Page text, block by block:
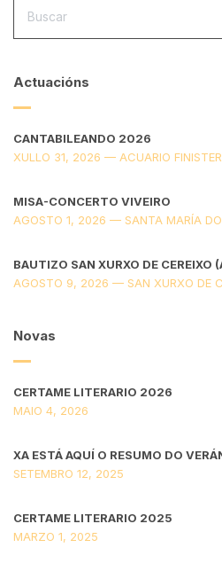
Actuacións
CANTABILEANDO 2026
XULLO 31, 2026 — ACUARIO
MISA-CONCERTO VIVEIRO
AGOSTO 1, 2026 — SANTA MARÍA
BAUTIZO SAN XURXO DE CEREIXO
AGOSTO 9, 2026 — SAN XURXO DE
Novas
CERTAME LITERARIO 2026
MAIO 4, 2026
XA ESTÁ AQUÍ O RESUMO DO
SETEMBRO 12, 2025
CERTAME LITERARIO 2025
MARZO 1, 2025